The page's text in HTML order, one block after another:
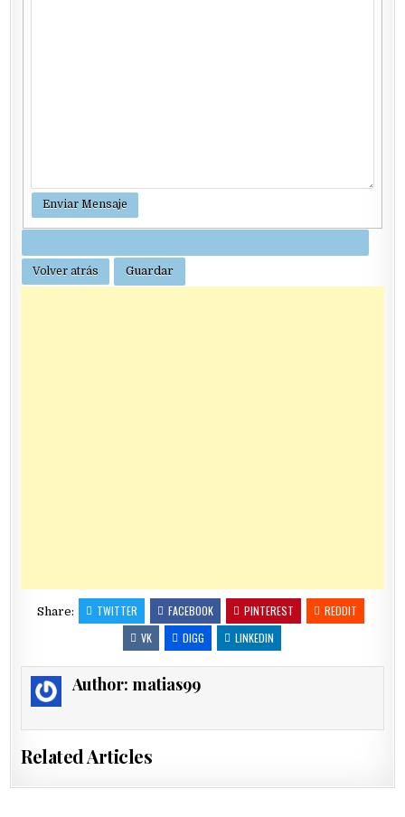
Guardar
Share: TWITTER FACEBOOK PINTEREST
REDDIT
VK
DIGG LINKEDIN
Author: matias99
Related Articles